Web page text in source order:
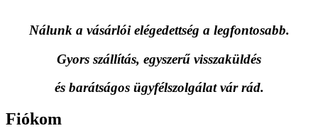
Nálunk a vásárlói elégedettség a legfontosabb.
Gyors szállítás, egyszerű visszaküldés
és barátságos ügyfélszolgálat vár rád.
Fiókom